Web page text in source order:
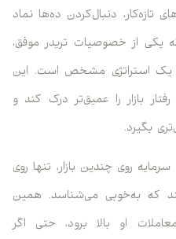
تازه‌کار، دنبال‌کردن ده‌ها نماد
یکی از خصوصیات تریدر موفق،
و یک استراتژی مشخص است. این
بازار را عمیق‌تر درک کند و
بگیرد.
روی چندین بازار، تنها روی
که به‌خوبی می‌شناسد. همین
او بالا برود، حتی اگر